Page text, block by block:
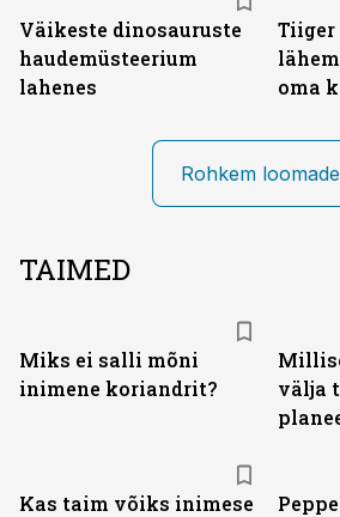
Väikeste dinosauruste
haudemüsteerium
lahenes
Tiiger
oma
Rohkem
TAIMED
Miks ei salli mõni
inimene koriandrit?
välja
Kas taim võiks inimese